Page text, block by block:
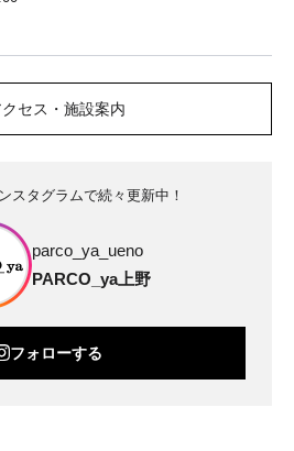
クセス・施設案内
スタグラムで続々更新中！
parco_ya_ueno
PARCO_ya上野
フォローする